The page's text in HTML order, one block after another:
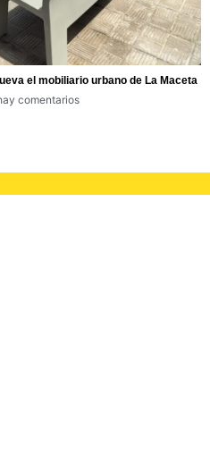
el mobiliario urbano de La Maceta
comentarios